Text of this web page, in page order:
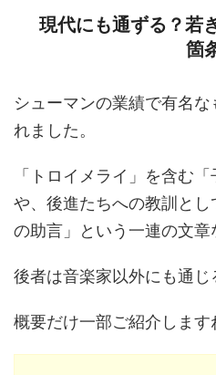
現代にも通ずる？若
箇
シューマンの業績で有名
れました。
「トロイメライ」を含む
や、後進たちへの教訓と
の助言」という一連の文章
後者は音楽家以外にも通じ
概要だけ一部ご紹介します